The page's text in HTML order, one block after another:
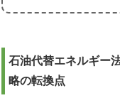
石油代替エネルギー
略の転換点